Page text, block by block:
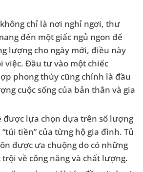
chỉ là nơi nghỉ ngơi, thư
đến một giấc ngủ ngon để
lượng cho ngày mới, điều này
việc. Đầu tư vào một chiếc
phong thủy cũng chính là đầu
cuộc sống của bản thân và gia
được lựa chọn dựa trên số lượng
tiền” của từng hộ gia đình. Tủ
được ưa chuộng do có những
về công năng và chất lượng.